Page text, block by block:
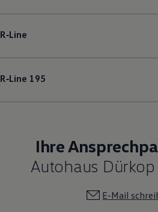
R‑Line
R‑Line 195
Ihre
Autohaus
E-Mail